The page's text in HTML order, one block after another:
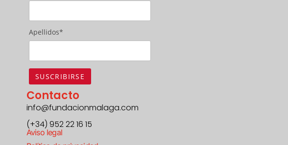
Apellidos*
Contacto
info@fundacionmalaga.com
(+34) 952 22 16 15
Aviso legal